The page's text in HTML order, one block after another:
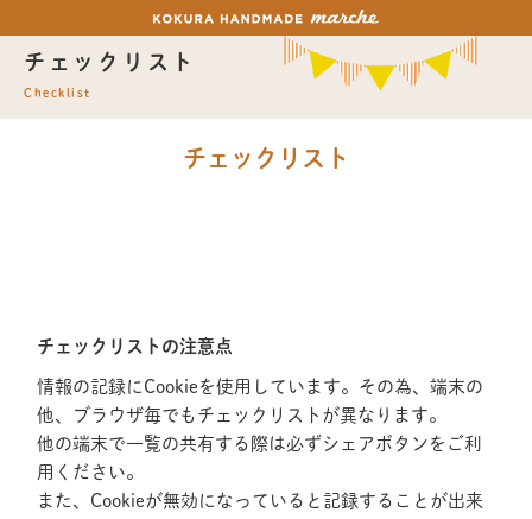
チェックリスト
Checklist
チェックリスト
チェックリストの注意点
情報の記録にCookieを使用しています。その為、端末の
他、ブラウザ毎でもチェックリストが異なります。
他の端末で一覧の共有する際は必ずシェアボタンをご利
用ください。
また、Cookieが無効になっていると記録することが出来